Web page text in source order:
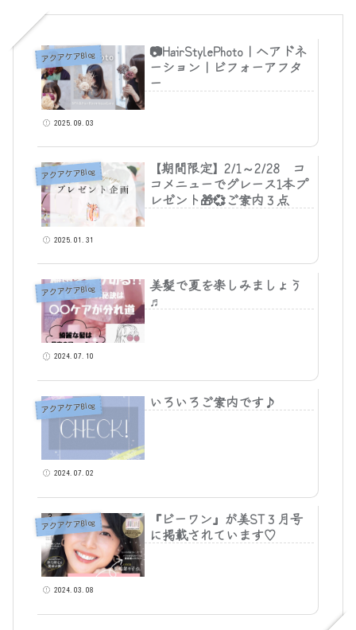
アクアケアBlog
📷HairStylePhoto｜ヘアドネ
ーション｜ビフォーアフタ
ー
2025.09.03
アクアケアBlog
【期間限定】2/1～2/28 コ
コメニューでグレース1本プ
レゼント🎁💞ご案内３点
2025.01.31
アクアケアBlog
美髪で夏を楽しみましょう
♬
2024.07.10
アクアケアBlog いろいろご案内です♪
2024.07.02
アクアケアBlog
『ビーワン』が美ST３月号
に掲載されています♡
2024.03.08